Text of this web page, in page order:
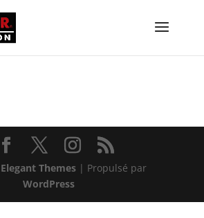
Elegant Themes| Propulsé par
WordPress